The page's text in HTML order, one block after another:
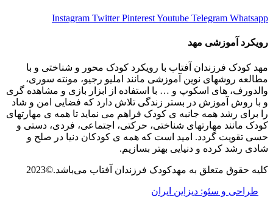
Instagram Twitter PinterestYoutube Telegram Whatsapp
رویکرد آموزشی مهد
مهد کودک فرزندان آفتاب با رویکرد کودک محور و شناختی و با
مطالعه روشهای نوین آموزشی مانند املیو رجیو، مونته سوری،
والدورف، های اسکوپ و … با استفاده از ابزار بازی و مشاهده گری
و با روش آموزش در بستر زندگی تلاش دارد که فضایی امن و شاد
را برای رشد همه جانبه ی کودک فراهم می نماید تا همه ی مهارتھای
کودک مانند مهارتهای شناختی، حرکتی، اجتماعی، فردی، دستی و
حسی تقویت گردد. امید است که همه ی کودکان دنیا در صلح و
شادی رشد کرده و دنیایی بهتر بسازیم.
کلیه حقوق متعلق به مهدکودک فرزندان آفتاب می‌باشد.©2023
طراحی و سئو: دیزاین ایران